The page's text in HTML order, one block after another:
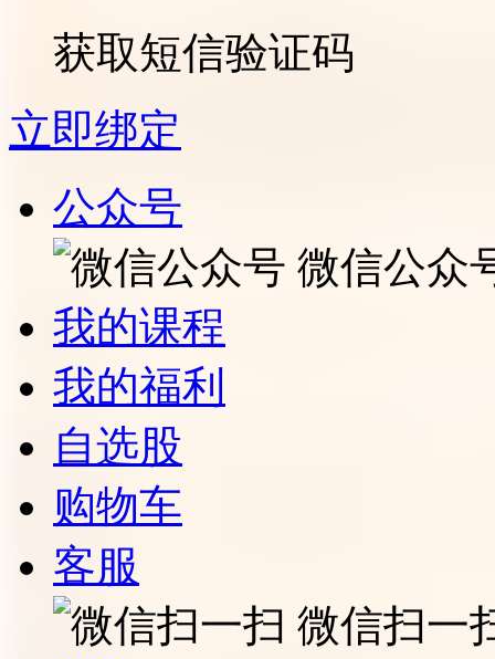
获取短信验证码
立即绑定
公众号
微信公众
我的课程
我的福利
自选股
购物车
客服
微信扫一